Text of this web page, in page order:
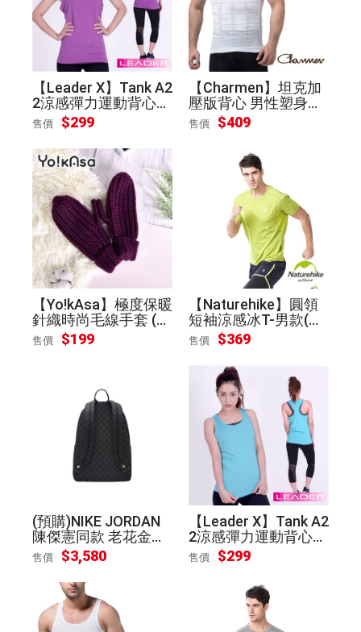
【Leader X】Tank A2
2涼感彈力運動背心
女款(紫桃L)
售價 $299
【Charmen】坦克加
壓版背心 男性塑身衣
(白色L)
售價 $409
【Yo!kAsa】極度保暖
針織時尚毛線手套 (紫
色)
售價 $199
【Naturehike】圓領
短袖涼感冰T-男款(蘋
果綠XXL)
售價 $369
(預購)NIKE JORDAN
陳傑憲同款 老花金標
後背包FJ6784-010
[平輸]
售價 $3,580
【Leader X】Tank A2
2涼感彈力運動背心
女款(藍綠M)
售價 $299